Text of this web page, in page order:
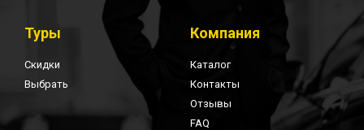
Туры
Скидки
Выбрать
Компания
Каталог
Контакты
Отзывы
FAQ